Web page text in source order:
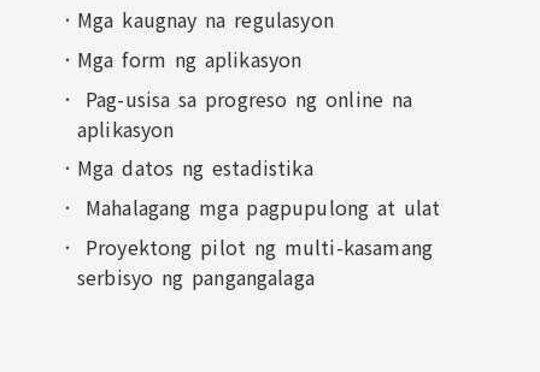
Mga kaugnay na regulasyon
Mga form ng aplikasyon
Pag-usisa sa progreso ng online na
aplikasyon
Mga datos ng estadistika
Mahalagang mga pagpupulong at ulat
Proyektong pilot ng multi-kasamang
serbisyo ng pangangalaga